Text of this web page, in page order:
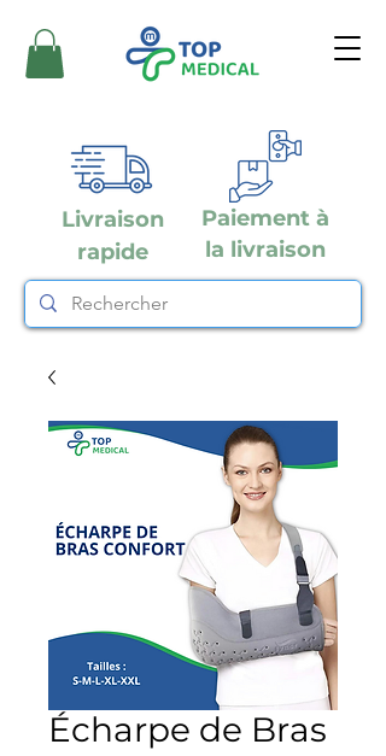
Livraison
rapide
Paiement à
la livraison
Écharpe de Bras